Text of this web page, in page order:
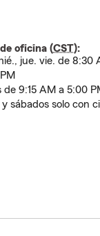
oficina (CST):
jue. vie. de 8:30
de 9:15 AM a 5:00
y sábados solo con